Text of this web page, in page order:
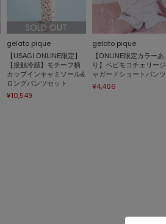
SOLD OUT
gelato pique
【USAGI ONLINE限定】
【接触冷感】モチーフ柄
カップインキャミソール&
ロングパンツセット
¥10,549
gelato pique
【ONLINE限定カラーあ
り】ベビモコチェリージ
ャガードショートパンツ
¥4,466